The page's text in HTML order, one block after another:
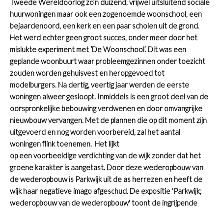
Tweede Wereldoorlog zo’n duizend, vrijwel uitsluitend sociale
huurwoningen maar ook een zogenoemde woonschool, een
bejaardenoord, een kerk en een paar scholen uit de grond.
Het werd echter geen groot succes, onder meer door het
mislukte experiment met ‘De Woonschool’. Dit was een
geplande woonbuurt waar probleemgezinnen onder toezicht
zouden worden gehuisvest en heropgevoed tot
modelburgers. Na dertig, veertig jaar werden de eerste
woningen alweer gesloopt. Inmiddels is een groot deel van de
oorspronkelijke bebouwing verdwenen en door omvangrijke
nieuwbouw vervangen. Met de plannen die op dit moment zijn
uitgevoerd en nog worden voorbereid, zal het aantal
woningen flink toenemen. Het lijkt
op een voorbeeldige verdichting van de wijk zonder dat het
groene karakter is aangetast. Door deze wederopbouw van
de wederopbouw is Parkwijk uit de as herrezen en heeft de
wijk haar negatieve imago afgeschud. De expositie 'Parkwijk;
wederopbouw van de wederopbouw' toont de ingrijpende